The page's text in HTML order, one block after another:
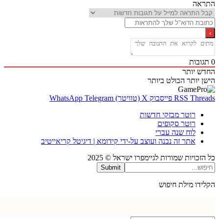
יותר
יותר הבולט ביותר
RSS פייסבוק X (טוויטר) WhatsApp Telegram
רוטר מבזקי חדשות
רוטר סקופים
לוח שנה עברי
אתר זה נבנה ועוצב על-ידי קידומא | דיגיטל קריאייטיב
שמורות לגיימפרו ישראל © 2025
Submit
מילת חיפוש